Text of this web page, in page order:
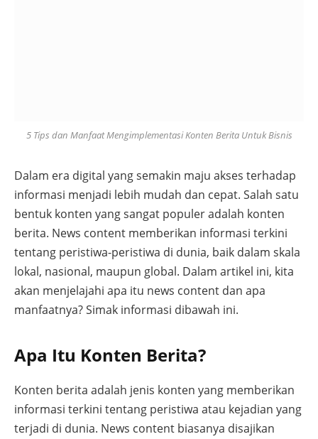
5 Tips dan Manfaat Mengimplementasi Konten Berita Untuk Bisnis
Dalam era digital yang semakin maju akses terhadap
informasi menjadi lebih mudah dan cepat. Salah satu
bentuk konten yang sangat populer adalah konten
berita. News content memberikan informasi terkini
tentang peristiwa-peristiwa di dunia, baik dalam skala
lokal, nasional, maupun global. Dalam artikel ini, kita
akan menjelajahi apa itu news content dan apa
manfaatnya? Simak informasi dibawah ini.
Apa Itu Konten Berita?
Konten berita adalah jenis konten yang memberikan
informasi terkini tentang peristiwa atau kejadian yang
terjadi di dunia. News content biasanya disajikan